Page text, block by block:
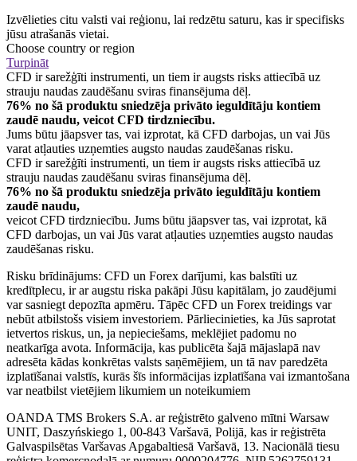
Izvēlieties citu valsti vai reģionu, lai redzētu saturu, kas ir specifisks
jūsu atrašanās vietai.
Choose country or region
Turpināt
CFD ir sarežģīti instrumenti, un tiem ir augsts risks attiecībā uz
strauju naudas zaudēšanu sviras finansējuma dēļ.
76% no šā produktu sniedzēja privāto ieguldītāju kontiem
zaudē naudu, veicot CFD tirdzniecību.
Jums būtu jāapsver tas, vai izprotat, kā CFD darbojas, un vai Jūs
varat atļauties uzņemties augsto naudas zaudēšanas risku.
CFD ir sarežģīti instrumenti, un tiem ir augsts risks attiecībā uz
strauju naudas zaudēšanu sviras finansējuma dēļ.
76% no šā produktu sniedzēja privāto ieguldītāju kontiem
zaudē naudu,
veicot CFD tirdzniecību. Jums būtu jāapsver tas, vai izprotat, kā
CFD darbojas, un vai Jūs varat atļauties uzņemties augsto naudas
zaudēšanas risku.
Risku brīdinājums: CFD un Forex darījumi, kas balstīti uz
kredītplecu, ir ar augstu riska pakāpi Jūsu kapitālam, jo zaudējumi
var sasniegt depozīta apmēru. Tāpēc CFD un Forex treidings var
nebūt atbilstošs visiem investoriem. Pārliecinieties, ka Jūs saprotat
ietvertos riskus, un, ja nepieciešams, meklējiet padomu no
neatkarīga avota. Informācija, kas publicēta šajā mājaslapā nav
adresēta kādas konkrētas valsts saņēmējiem, un tā nav paredzēta
izplatīšanai valstīs, kurās šīs informācijas izplatīšana vai izmantošana
var neatbilst vietējiem likumiem un noteikumiem
OANDA TMS Brokers S.A. ar reģistrēto galveno mītni Warsaw
UNIT, Daszyńskiego 1, 00-843 Varšavā, Polijā, kas ir reģistrēta
Galvaspilsētas Varšavas Apgabaltiesā Varšavā, 13. Nacionālā tiesu